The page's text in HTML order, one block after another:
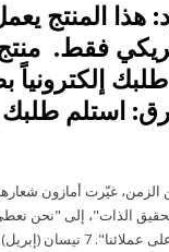
فقط.
إلكترونياً
استلم
غيّرت أمازون
الذات"، إلى "نحن نعطي